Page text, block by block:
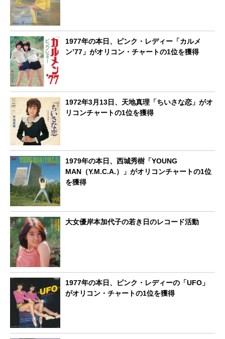
1977年の本日、ピンク・レディー「カルメ
ン’77」がオリコン・チャートの1位を獲得
1972年3月13日、天地真理「ちいさな恋」がオ
リコンチャートの1位を獲得
1979年の本日、西城秀樹「YOUNG
MAN（Y.M.C.A.）」がオリコンチャートの1位
を獲得
大女優岸本加代子の若き日のレコード活動
1977年の本日、ピンク・レディーの「UFO」
がオリコン・チャートの1位を獲得